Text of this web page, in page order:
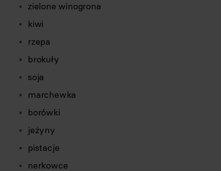
zielone winogrona
kiwi
rzepa
brokuły
soja
marchewka
borówki
jeżyny
pistacje
nerkowce